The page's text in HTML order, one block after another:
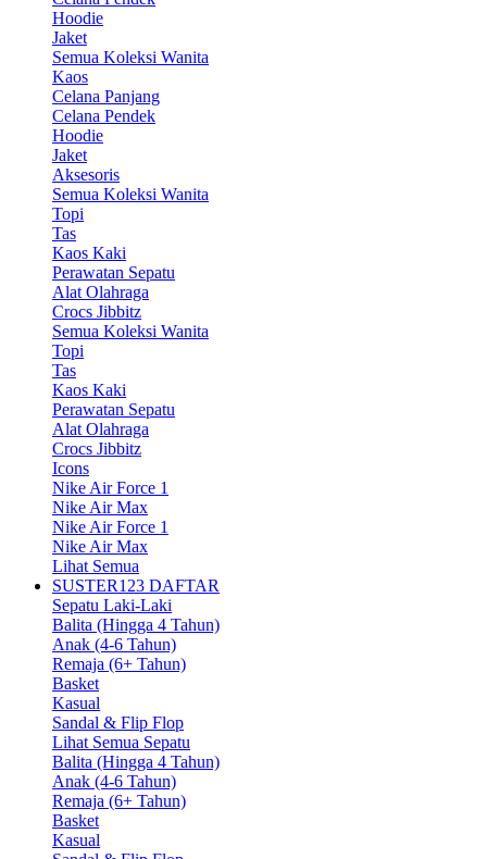
Hoodie
Jaket
Semua Koleksi Wanita
Kaos
Celana Panjang
Celana Pendek
Hoodie
Jaket
Aksesoris
Semua Koleksi Wanita
Topi
Tas
Kaos Kaki
Perawatan Sepatu
Alat Olahraga
Crocs Jibbitz
Semua Koleksi Wanita
Topi
Tas
Kaos Kaki
Perawatan Sepatu
Alat Olahraga
Crocs Jibbitz
Icons
Nike Air Force 1
Nike Air Max
Nike Air Force 1
Nike Air Max
Lihat Semua
SUSTER123 DAFTAR
Sepatu Laki-Laki
Balita (Hingga 4 Tahun)
Anak (4-6 Tahun)
Remaja (6+ Tahun)
Basket
Kasual
Sandal & Flip Flop
Lihat Semua Sepatu
Balita (Hingga 4 Tahun)
Anak (4-6 Tahun)
Remaja (6+ Tahun)
Basket
Kasual